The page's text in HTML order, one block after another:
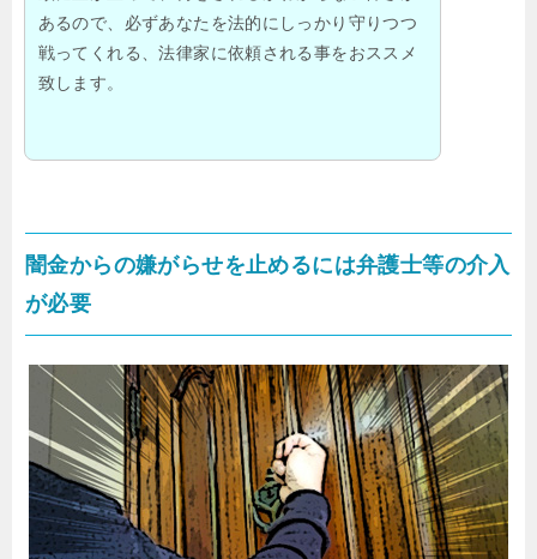
あるので、必ずあなたを法的にしっかり守りつつ
戦ってくれる、法律家に依頼される事をおススメ
致します。
闇金からの嫌がらせを止めるには弁護士等の介入
が必要